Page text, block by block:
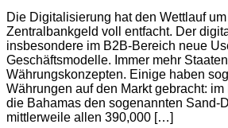
Die Digitalisierung hat den Wettlauf
Zentralbankgeld voll entfacht. Der
insbesondere im B2B-Bereich neue
Geschäftsmodelle. Immer mehr
Währungskonzepten. Einige haben
Währungen auf den Markt gebracht:
die Bahamas den sogenannten Sand-
mittlerweile allen 390,000 […]